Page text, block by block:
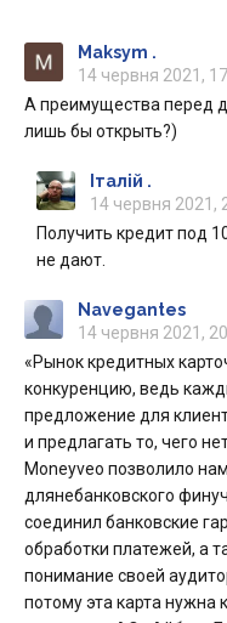
Maksym .
14 червня 2021,
А преимущества перед
лишь бы открыть?)
Італій .
14 червня 2021,
Получить кредит под
не дают.
Navegantes
14 червня 2021,
«Рынок кредитных
конкуренцию, ведь
предложение для
и предлагать то, чего
Moneyveo позволило
длянебанковского
соединил банковские
обработки платежей, а
понимание своей
потому эта карта нужна